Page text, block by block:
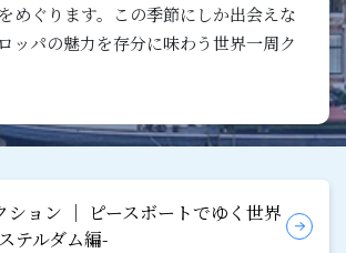
めぐります。この季節にしか出会えな
ッパの魅力を存分に味わう世界一周ク
ション │ ピースボートでゆく世界
テルダム編-